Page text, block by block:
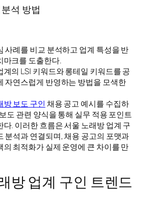
석 방법
사례를 비교 분석하고 업계 특성을 반
마크를 도출한다.
계의 LSI 키워드와 롱테일 키워드를 공
자연스럽게 반영하는 방법을 모색한
방 보도 구인 채용 공고 예시를 수집하
도 관련 양식을 통해 실무 적용 포인트
다. 이러한 흐름은 서울 노래방 업계 구
분석과 연결되며, 채용 공고의 포맷과
의 최적화가 실제 운영에 큰 차이를 만
방 업계 구인 트렌드